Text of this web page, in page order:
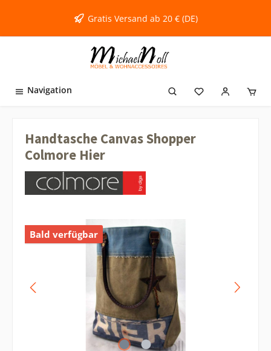
Gratis Versand ab 20 € (DE)
Navigation
Handtasche Canvas Shopper
Colmore Hier
Bald verfügbar